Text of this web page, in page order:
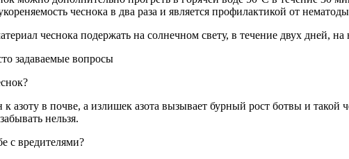
чеснока в два раза и является профилактикой от
чеснока подержать на солнечном свету, в течение двух дней, на
задаваемые вопросы
к азоту в почве, а излишек азота вызывает бурный рост ботвы и
нельзя.
с вредителями?